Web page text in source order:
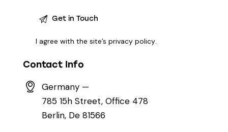
I agree with the site’sprivacy policy.
Contact Info
Germany —
785 15h Street, Office 478
Berlin, De 81566